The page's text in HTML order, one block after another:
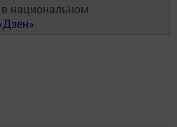
национальном